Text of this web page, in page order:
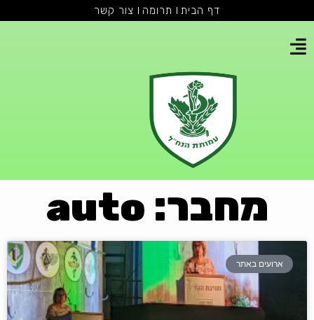
דף הבית תרומה צור קשר
מחבר: auto
ארועים באתר